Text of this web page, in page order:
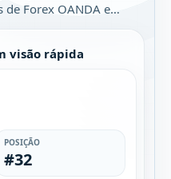
Forex OANDA e
a melhor opção para
visão rápida
POSIÇÃO
#32